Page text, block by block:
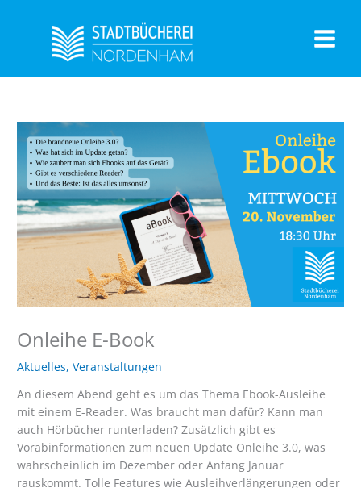
Onleihe E-Book
Aktuelles,Veranstaltungen
An diesem Abend geht es um das Thema Ebook-Ausleihe
mit einem E-Reader. Was braucht man dafür? Kann man
auch Hörbücher runterladen? Zusätzlich gibt es
Vorabinformationen zum neuen Update Onleihe 3.0, was
wahrscheinlich im Dezember oder Anfang Januar
rauskommt. Tolle Features wie Ausleihverlängerungen oder